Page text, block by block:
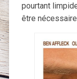
pourtant
être